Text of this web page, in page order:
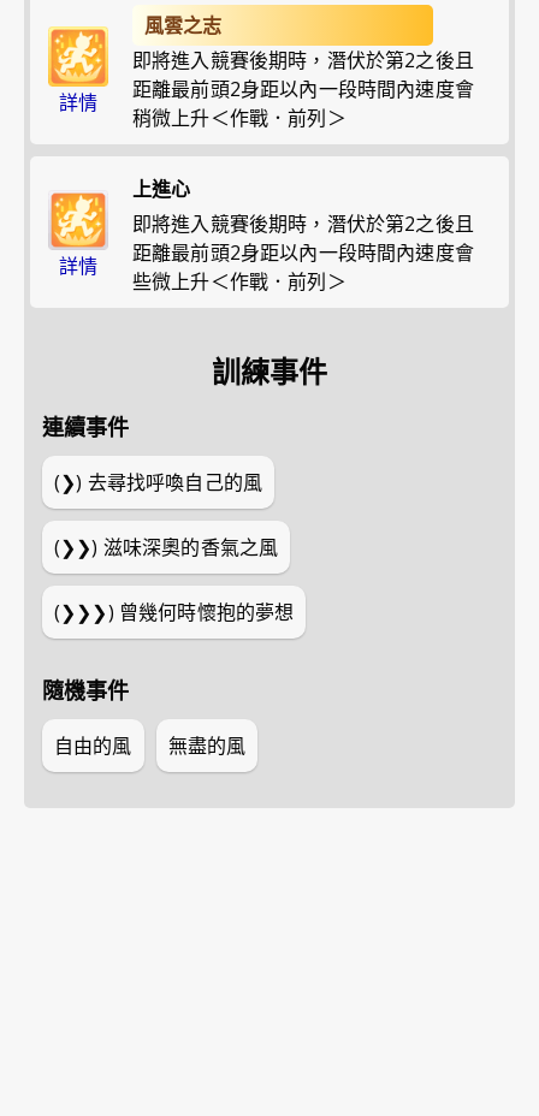
詳情
風雲之志
即將進入競賽後期時，潛伏於第2之後且
距離最前頭2身距以內一段時間內速度會
稍微上升＜作戰．前列＞
詳情
上進心
即將進入競賽後期時，潛伏於第2之後且
距離最前頭2身距以內一段時間內速度會
些微上升＜作戰．前列＞
訓練事件
連續事件
(❯) 去尋找呼喚自己的風
(❯❯) 滋味深奧的香氣之風
(❯❯❯) 曾幾何時懷抱的夢想
隨機事件
自由的風 無盡的風